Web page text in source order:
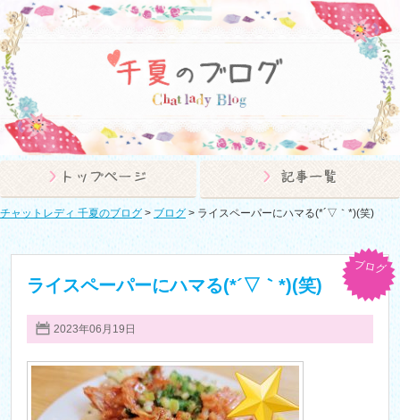
チャットレディ 千夏のブログ > ブログ > ライスペーパーにハマる(*´▽｀*)(笑)
ライスペーパーにハマる(*´▽｀*)(笑)
2023年06月19日
ブログ